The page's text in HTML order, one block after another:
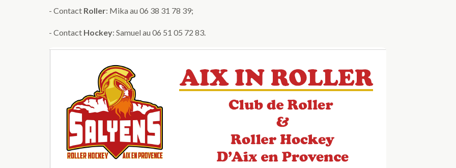
- Contact Roller: Mika au 06 38 31 78 39;
- Contact Hockey: Samuel au 06 51 05 72 83.